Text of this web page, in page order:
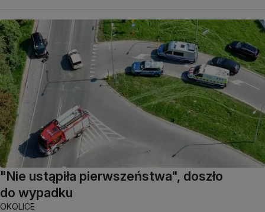
"Nie ustąpiła pierwszeństwa", doszło
do wypadku
OKOLICE